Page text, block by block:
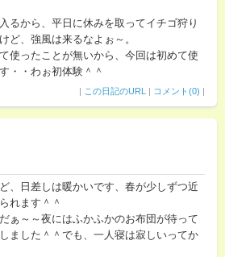
るから、平日に休みを取ってイチゴ狩り
ど、強風は来るなよぉ～。
使ったことが無いから、今回は初めて使
・・わぉ初体験＾＾
| この日記のURL | コメント(0) |
、日差しは暖かいです、春が少しずつ近
れます＾＾
ぁ～～夜にはふかふかのお布団が待って
ました＾＾でも、一人寝は寂しいってか